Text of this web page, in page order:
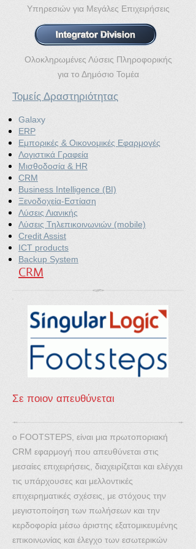
Υπηρεσιών για Μεγάλες Επιχειρήσεις
Ολοκληρωμένες Λύσεις Πληροφορικής
για το Δημόσιο Τομέα
Τομείς Δραστηριότητας
Galaxy
ERP
Εμπορικές & Οικονομικές Εφαρμογές
Λογιστικά Γραφεία
Μισθοδοσία & HR
CRM
Business Intelligence (BI)
Ξενοδοχεία-Εστίαση
Λύσεις Λιανικής
Λύσεις Τηλεπικοινωνιών (mobile)
Credit Assist
ICT products
Backup System
CRM
Σε ποιον απευθύνεται
ο FOOTSTEPS, είναι μια πρωτοποριακή
CRM εφαρμογή που απευθύνεται στις
μεσαίες επιχειρήσεις, διαχειρίζεται και ελέγχει
τις υπάρχουσες και μελλοντικές
επιχειρηματικές σχέσεις, με στόχους την
μεγιστοποίηση των πωλήσεων και την
κερδοφορία μέσω άριστης εξατομικευμένης
επικοινωνίας και έλεγχο των εσωτερικών